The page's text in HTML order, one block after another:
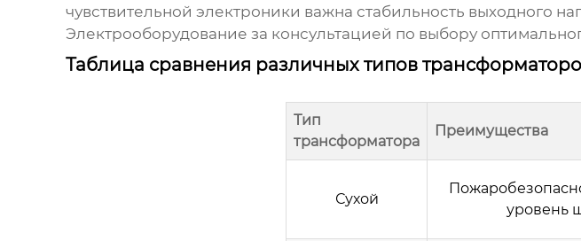
чувствительной электроники важна стабильность выходного
Электрооборудование за консультацией по выбору
Таблица сравнения различных типов
Тип
трансформатора
Преимущества
Сухой
уровень